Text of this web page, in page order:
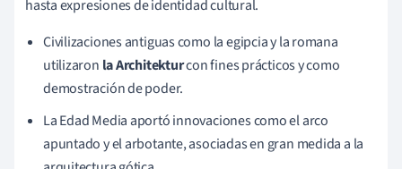
hasta expresiones de identidad cultural.
Civilizaciones antiguas como la egipcia y la romana
utilizaron la Architekturcon fines prácticos y como
demostración de poder.
La Edad Media aportó innovaciones como el arco
apuntado y el arbotante, asociadas en gran medida a la